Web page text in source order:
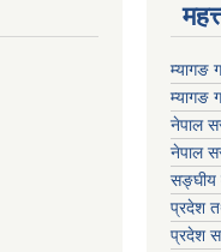
म्यागङ
म्यागङ
नेपाल
नेपाल
सङ्घीय
प्रदेश
प्रदेश